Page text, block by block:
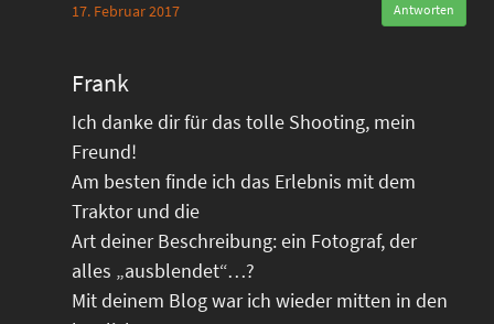
17. Februar 2017 Antworten
Frank
Ich danke dir für das tolle Shooting, mein
Freund!
Am besten finde ich das Erlebnis mit dem
Traktor und die
Art deiner Beschreibung: ein Fotograf, der
alles „ausblendet“…?
Mit deinem Blog war ich wieder mitten in den